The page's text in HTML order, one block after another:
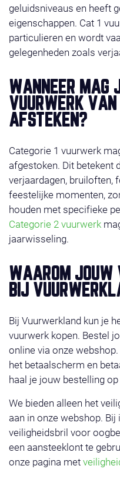
geluidsniveaus en heeft
eigenschappen. Cat 1
particulieren en wordt
gelegenheden zoals
WANNEER MAG
VUURWERK
AFSTEKEN?
Categorie 1 vuurwerk
afgestoken. Dit betekent
verjaardagen, bruiloften,
feestelijke momenten,
houden met specifieke
Categorie 2 vuurwerk
jaarwisseling.
WAAROM JOUW
BIJ
Bij Vuurwerkland kun je
vuurwerk kopen. Bestel
online via onze
het betaalscherm en
haal je jouw bestelling
We bieden alleen het
aan in onze webshop.
veiligheidsbril voor
een aansteeklont te
onze pagina met